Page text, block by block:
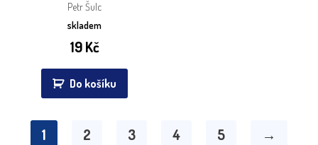
Petr Šulc
skladem
19Kč
Do košíku
1 2 3 4 5 →